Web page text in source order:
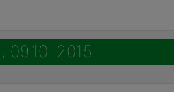
09.10. 2015